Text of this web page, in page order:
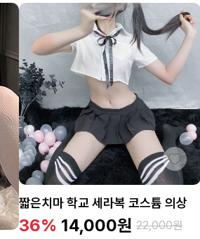
짧은치마 학교 세라복 코스튬 의상
36% 14,000원 22,000원